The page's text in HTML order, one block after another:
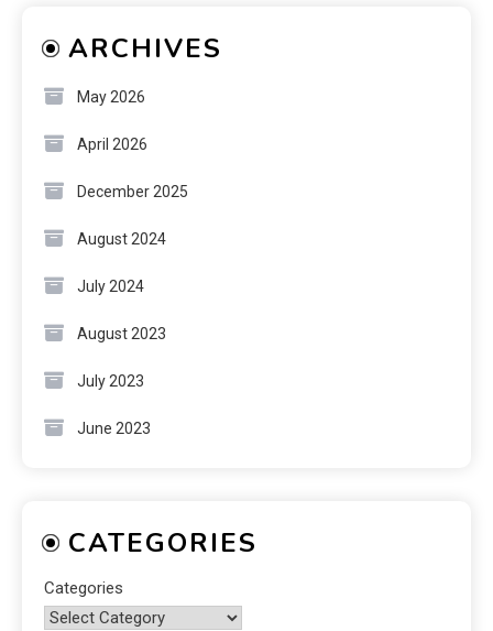
ARCHIVES
May 2026
April 2026
December 2025
August 2024
July 2024
August 2023
July 2023
June 2023
CATEGORIES
Categories